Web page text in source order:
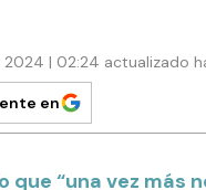
| 02:24 actualizado
en
que “una vez más